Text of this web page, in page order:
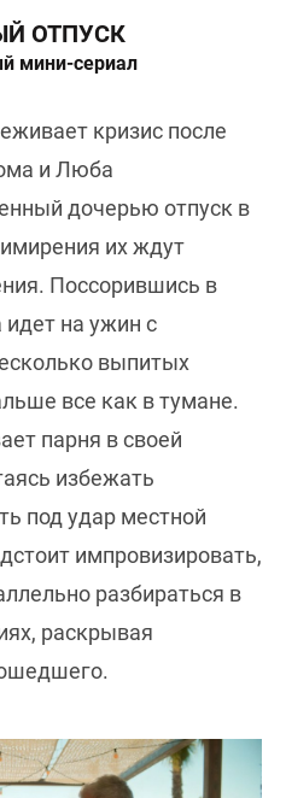
ОТПУСК
мини-сериал
кризис после
и Люба
дочерью отпуск в
их ждут
Поссорившись в
на ужин с
выпитых
все как в тумане.
парня в своей
избежать
под удар местной
импровизировать,
разбираться в
раскрывая